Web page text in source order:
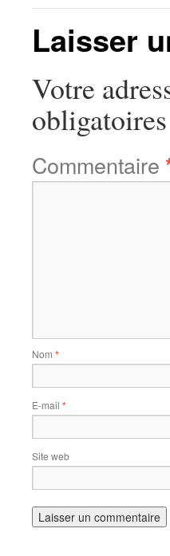
Laisser
Votre
Commentaire
Nom *
E-mail *
Site web